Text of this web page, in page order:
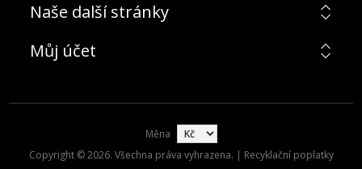
Naše další stránky
Můj účet
Měna
Copyright © 2026. Všechna práva vyhrazena. | Recyklační poplatky